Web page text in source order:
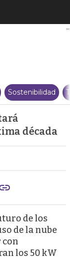
Sostenibilidad
década
de los
de la nube
con
los 50 kW